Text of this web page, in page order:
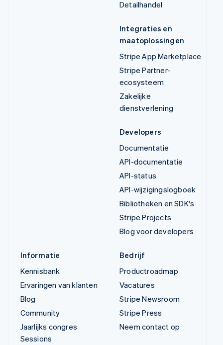
Detailhandel
Integraties en
maatoplossingen
Stripe App Marketplace
Stripe Partner-
ecosysteem
Zakelijke
dienstverlening
Developers
Documentatie
API-documentatie
API-status
API-wijzigingslogboek
Bibliotheken en SDK's
Stripe Projects
Blog voor developers
Informatie
Kennisbank
Ervaringen van klanten
Blog
Community
Jaarlijks congres
Sessions
Bedrijf
Productroadmap
Vacatures
Stripe Newsroom
Stripe Press
Neem contact op